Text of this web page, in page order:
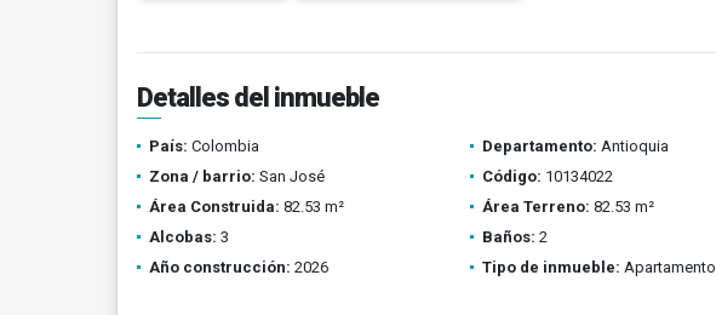
Detalles del inmueble
País: Colombia Departamento: Antioquia
Zona / barrio: San José Código: 10134022
Área Construida: 82.53 m² Área Terreno: 82.53 m²
Alcobas: 3 Baños: 2
Año construcción: 2026 Tipo de inmueble: Apartamento